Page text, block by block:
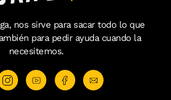
nos sirve para sacar todo lo que
para pedir ayuda cuando la
necesitemos.